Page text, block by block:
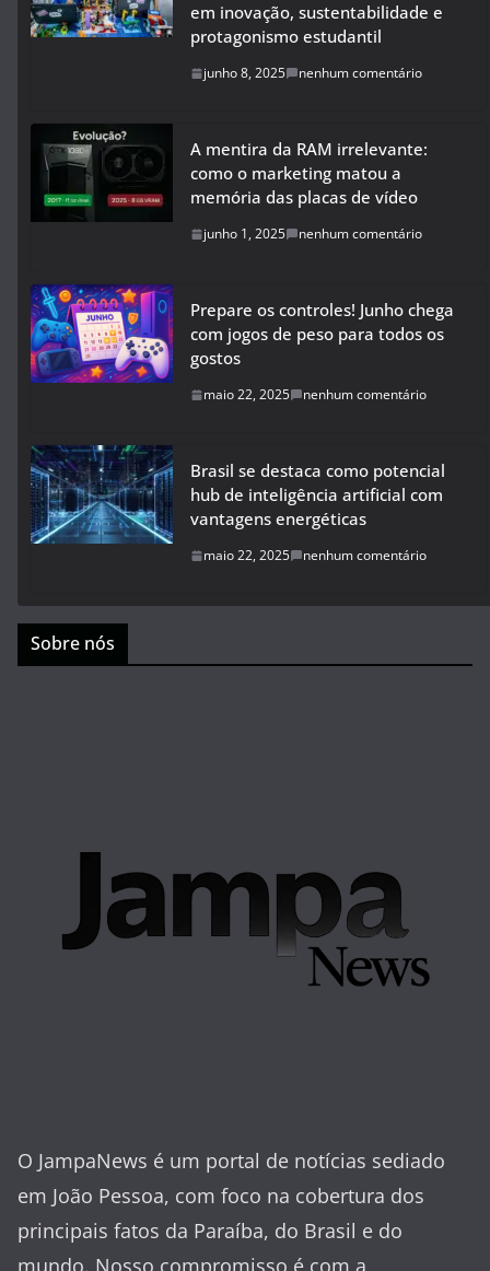
em inovação, sustentabilidade e
protagonismo estudantil
junho 8, 2025 nenhum comentário
A mentira da RAM irrelevante:
como o marketing matou a
memória das placas de vídeo
junho 1, 2025 nenhum comentário
Prepare os controles! Junho chega
com jogos de peso para todos os
gostos
maio 22, 2025 nenhum comentário
Brasil se destaca como potencial
hub de inteligência artificial com
vantagens energéticas
maio 22, 2025 nenhum comentário
Sobre nós
O JampaNews é um portal de notícias sediado
em João Pessoa, com foco na cobertura dos
principais fatos da Paraíba, do Brasil e do
mundo. Nosso compromisso é com a